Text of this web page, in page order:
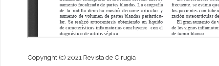
Copyright (c) 2021 Revista de Cirugía